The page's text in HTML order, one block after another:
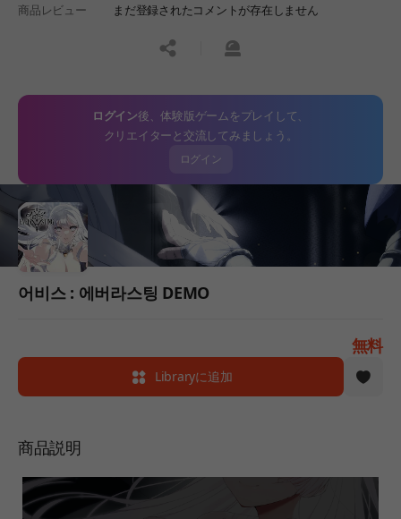
商品レビュー
まだ登録されたコメントが存在しません
공유하기신고하기
ログイン後、体験版ゲームをプレイして、
クリエイターと交流してみましょう。
ログイン
어비스 : 에버라스팅 DEMO
無料
Libraryに追加
商品説明